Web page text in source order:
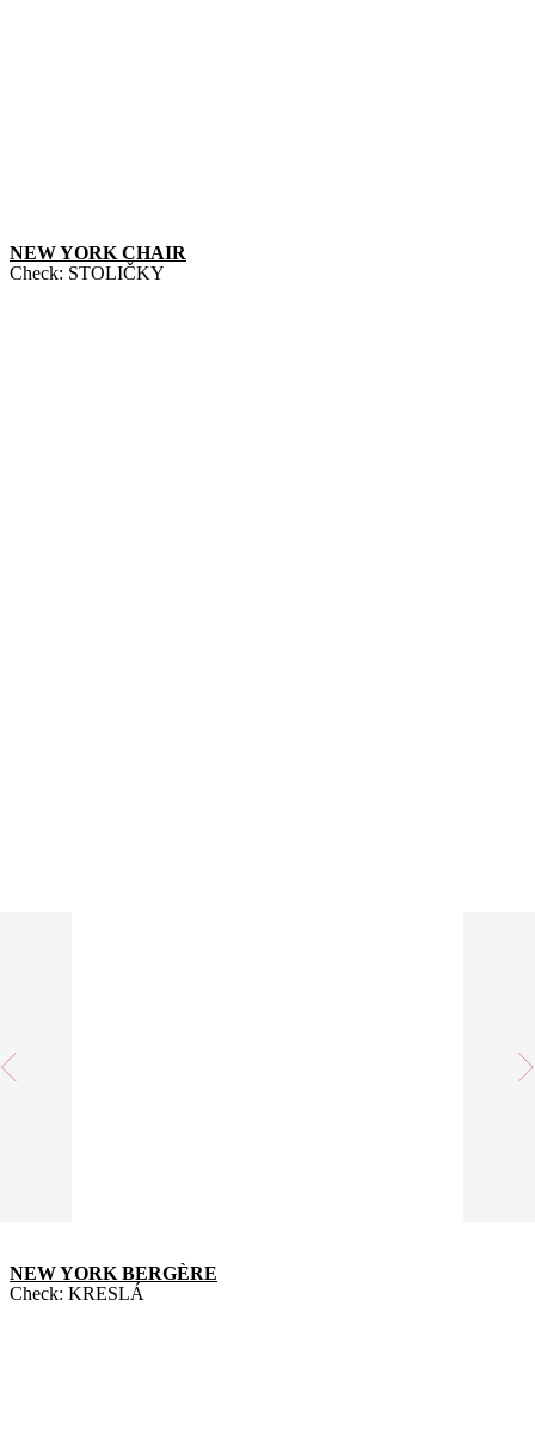
NEW YORK CHAIR
Check: STOLIČKY
NEW YORK BERGÈRE
Check: KRESLÁ